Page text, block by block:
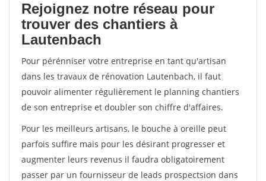
Rejoignez notre réseau pour
trouver des chantiers à
Lautenbach
Pour pérénniser votre entreprise en tant qu'artisan
dans les travaux de rénovation Lautenbach, il faut
pouvoir alimenter régulièrement le planning chantiers
de son entreprise et doubler son chiffre d'affaires.
Pour les meilleurs artisans, le bouche à oreille peut
parfois suffire mais pour les désirant progresser et
augmenter leurs revenus il faudra obligatoirement
passer par un fournisseur de leads prospectsion dans